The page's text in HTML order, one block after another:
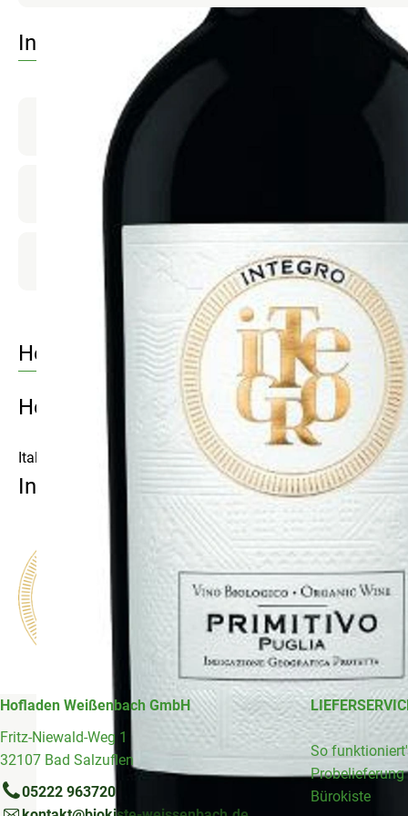
Info
Produktinformationen
Produktdatenblatt
Herkunft
Hersteller: IGR
Italien
Integro
Hofladen Weißenbach GmbH
Fritz-Niewald-Weg 1
32107 Bad Salzuflen
05222 963720
So
Probelieferung
Bürokiste